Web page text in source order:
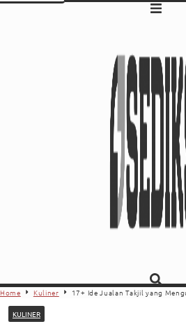
Home Kuliner 17+ Ide Jualan Takjil yang
KULINER